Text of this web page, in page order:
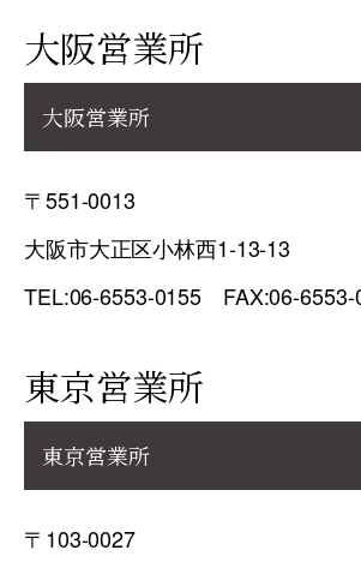
大阪営業所
大阪営業所
〒551-0013
大阪市大正区小林西1-13-13
TEL:06-6553-0155 FAX:06-6553-
東京営業所
東京営業所
〒103-0027